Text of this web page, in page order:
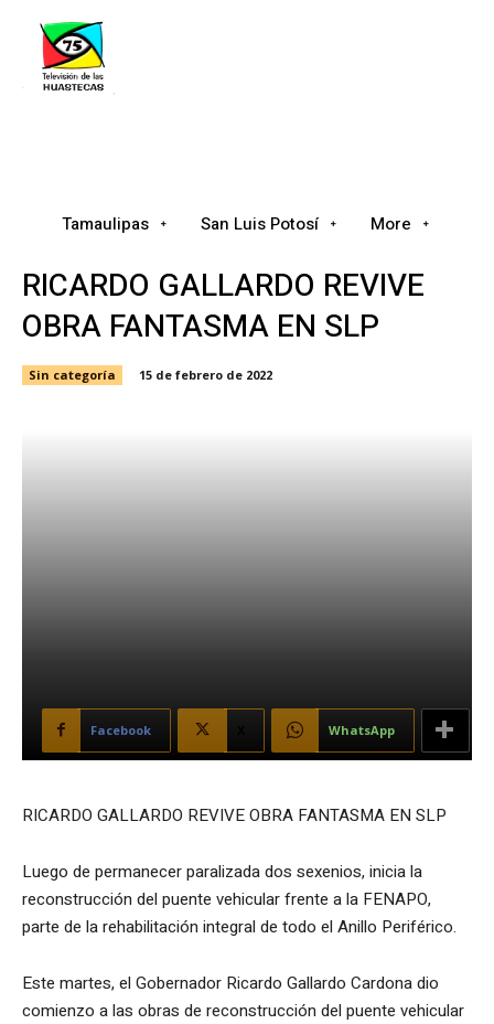
Tamaulipas San Luis Potosí More
RICARDO GALLARDO REVIVE
OBRA FANTASMA EN SLP
Sin categoría 15 de febrero de 2022
Facebook WhatsApp
RICARDO GALLARDO REVIVE OBRA FANTASMA EN SLP
Luego de permanecer paralizada dos sexenios, inicia la
reconstrucción del puente vehicular frente a la FENAPO,
parte de la rehabilitación integral de todo el Anillo Periférico.
Este martes, el Gobernador Ricardo Gallardo Cardona dio
comienzo a las obras de reconstrucción del puente vehicular